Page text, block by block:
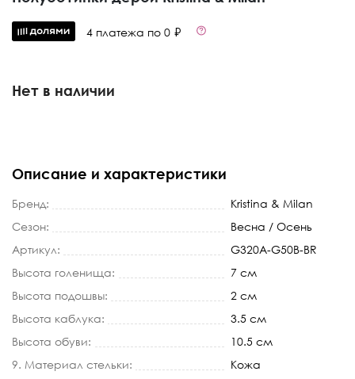
4 платежа по 0 ₽
Нет в наличии
Описание и характеристики
Бренд:
Kristina & Milan
Сезон:
Весна / Осень
Артикул:
G320A-G50B-BR
Высота голенища:
7 см
Высота подошвы:
2 см
Высота каблука:
3.5 см
Высота обуви:
10.5 см
9. Материал стельки:
Кожа